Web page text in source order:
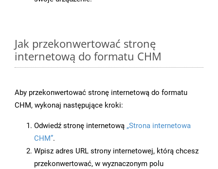
Jak przekonwertować stronę
internetową do formatu CHM
Aby przekonwertować stronę internetową do formatu
CHM, wykonaj następujące kroki:
Odwiedź stronę internetową „Strona internetowa
CHM”.
Wpisz adres URL strony internetowej, którą chcesz
przekonwertować, w wyznaczonym polu